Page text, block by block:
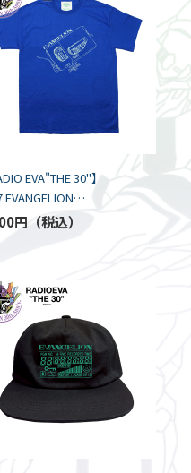
EVA"THE 30"】
EVANGELION
T-Shirt by
ROYAL BLUE
円